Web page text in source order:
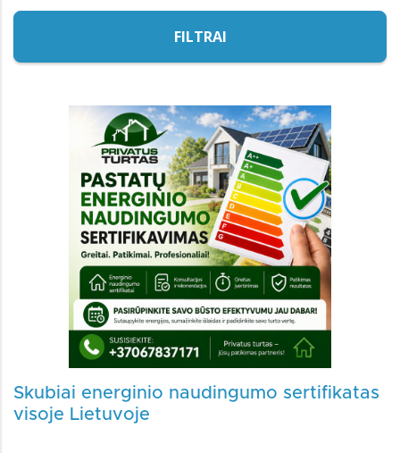
FILTRAI
Skubiai energinio naudingumo sertifikatas
visoje Lietuvoje